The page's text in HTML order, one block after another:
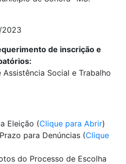
de inscrição e
Assistência Social e Trabalho
Eleição (Clique para Abrir)
para Denúncias (Clique
do Processo de Escolha